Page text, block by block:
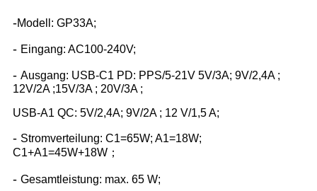
-Modell: GP33A;
- Eingang: AC100-240V;
- Ausgang: USB-C1 PD: PPS/5-21V 5V/3A; 9V/2,4A ;
12V/2A ;15V/3A ; 20V/3A ;
USB-A1 QC: 5V/2,4A; 9V/2A ; 12 V/1,5 A;
- Stromverteilung: C1=65W; A1=18W;
C1+A1=45W+18W；
- Gesamtleistung: max. 65 W;